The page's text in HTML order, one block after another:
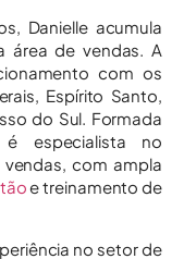
Danielle acumula
área de vendas. A
com os
Espírito Santo,
do Sul. Formada
é especialista no
com ampla
e treinamento de
no setor de